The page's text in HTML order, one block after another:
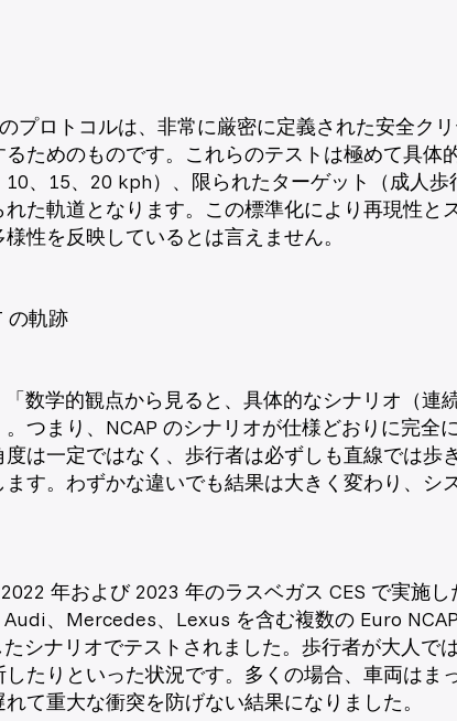
プロトコルは、非常に厳密に定義された安全ク
ためのものです。これらのテストは極めて具体
、15、20 kph）、限られたターゲット（成人歩
た軌道となります。この標準化により再現性と
性を反映しているとは言えません。
の軌跡
数学的観点から見ると、具体的なシナリオ（連
つまり、NCAP のシナリオが仕様どおりに完全
は一定ではなく、歩行者は必ずしも直線では歩
す。わずかな違いでも結果は大きく変わり、シ
年および 2023 年のラスベガス CES で実施し
、Mercedes、Lexus を含む複数の Euro
シナリオでテストされました。歩行者が大人で
たりといった状況です。多くの場合、車両はま
て重大な衝突を防げない結果になりました。